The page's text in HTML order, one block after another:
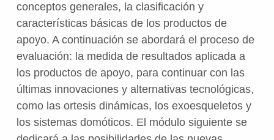
conceptos generales, la clasificación y
características básicas de los productos de
apoyo. A continuación se abordará el proceso de
evaluación: la medida de resultados aplicada a
los productos de apoyo, para continuar con las
últimas innovaciones y alternativas tecnológicas,
como las ortesis dinámicas, los exoesqueletos y
los sistemas domóticos. El módulo siguiente se